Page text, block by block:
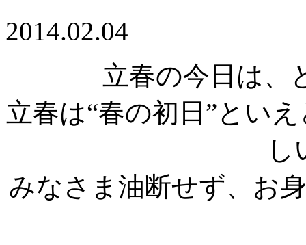
2014.02.04
立春の今日は、
立春は“春の初日”とい
し
みなさま油断せず、お